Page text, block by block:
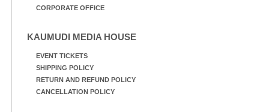
CORPORATE OFFICE
KAUMUDI MEDIA HOUSE
EVENT TICKETS
SHIPPING POLICY
RETURN AND REFUND POLICY
CANCELLATION POLICY